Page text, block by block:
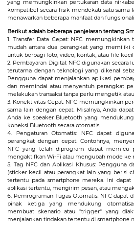
yang memungkinkan pertukaran data
kompatibel secara fisik mendekati satu sama
menawarkan beberapa manfaat dan
Berikut adalah beberapa penjelasan tentang
1. Transfer Data Cepat: NFC memungkinkan
mudah antara dua perangkat yang memiliki
untuk berbagi foto, video, kontak, atau file kecil
2. Pembayaran Digital: NFC digunakan secara
terutama dengan teknologi yang dikenal
Pengguna dapat menjalankan aplikasi
dan memindai atau menyentuh perangkat
melakukan transaksi tanpa perlu mengetik
3. Konektivitas Cepat: NFC memungkinkan
sama lain dengan cepat. Misalnya, Anda
Anda ke speaker Bluetooth yang
koneksi Bluetooth secara otomatis.
4. Pengaturan Otomatis: NFC dapat
perangkat dengan cepat. Contohnya,
NFC yang telah diprogram dapat memicu
mengaktifkan Wi-Fi atau mengubah mode ke
5. Tag NFC dan Aplikasi Khusus: Pengguna
(sticker kecil atau perangkat lain yang berisi
tertentu pada smartphone mereka. Ini
aplikasi tertentu, mengirim pesan, atau
6. Pemrograman Tugas Otomatis: NFC dapat
pihak ketiga yang mendukung
membuat skenario atau "trigger" yang
menjalankan tindakan tertentu di smartphone